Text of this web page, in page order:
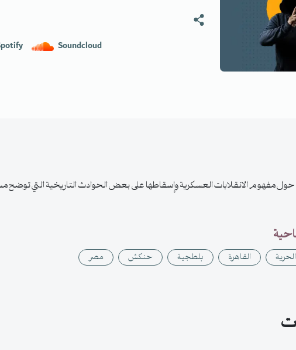
Soundcloud
مفهوم الانقلابات العسكرية وإسقاطها على بعض الحوادث التاريخية التي توضح
الحرية القاهرة بلطجية حنكش مصر